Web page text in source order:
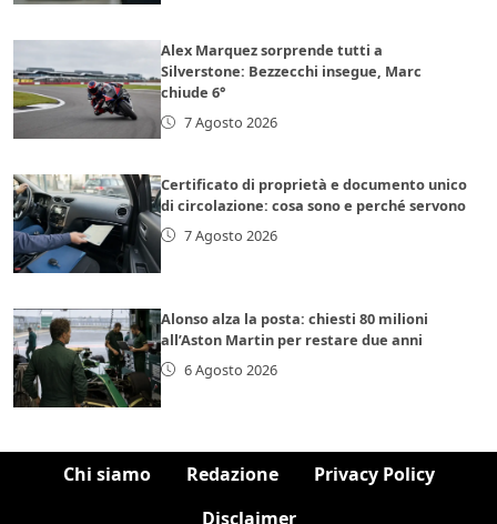
Alex Marquez sorprende tutti a
Silverstone: Bezzecchi insegue, Marc
chiude 6°
7 Agosto 2026
Certificato di proprietà e documento unico
di circolazione: cosa sono e perché servono
7 Agosto 2026
Alonso alza la posta: chiesti 80 milioni
all’Aston Martin per restare due anni
6 Agosto 2026
Chi siamo Redazione
Privacy Policy
Disclaimer